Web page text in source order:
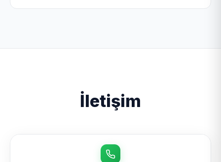
fiyatlar ile değerinde almakta ve geri dönüşüme
ödeme ve hızlı havale/EFT yöntemi ile çalışmaktadır.
İletişim